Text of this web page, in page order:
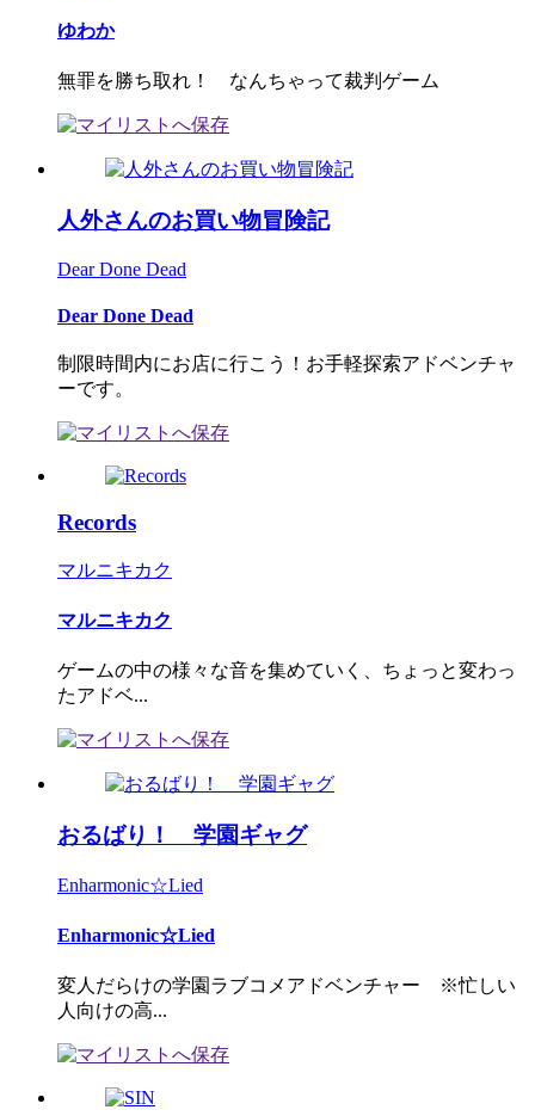
ゆわか
無罪を勝ち取れ！ なんちゃって裁判ゲーム
人外さんのお買い物冒険記
Dear Done Dead
Dear Done Dead
制限時間内にお店に行こう！お手軽探索アドベンチャ
ーです。
Records
マルニキカク
マルニキカク
ゲームの中の様々な音を集めていく、ちょっと変わっ
たアドベ...
おるばり！ 学園ギャグ
Enharmonic☆Lied
Enharmonic☆Lied
変人だらけの学園ラブコメアドベンチャー ※忙しい
人向けの高...